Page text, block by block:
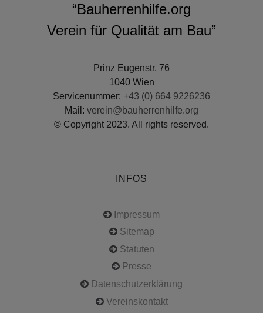
“Bauherrenhilfe.org
Verein für Qualität am Bau”
Prinz Eugenstr. 76
1040 Wien
Servicenummer: +43 (0) 664 9226236
Mail: verein@bauherrenhilfe.org
© Copyright 2023. All rights reserved.
INFOS
Impressum
Sitemap
Statuten
Presse
Datenschutzerklärung
Vereinskontakt